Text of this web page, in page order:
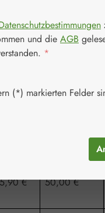
Bestelleingang und wird
(Mo - Fr
Der Versand
International GmbH.
5,90 € 50,00 €
und die AGB
*
(*) markierten Felder